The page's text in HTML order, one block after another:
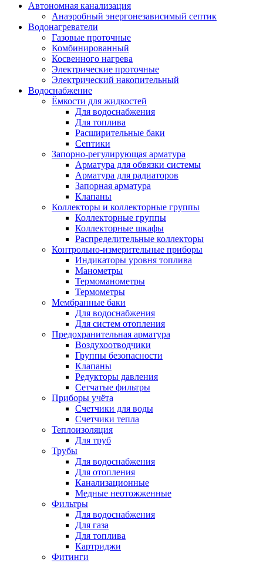
Автономная канализация
Анаэробный энергонезависимый септик
Водонагреватели
Газовые проточные
Комбинированный
Косвенного нагрева
Электрические проточные
Электрический накопительный
Водоснабжение
Ёмкости для жидкостей
Для водоснабжения
Для топлива
Расширительные баки
Септики
Запорно-регулирующая арматура
Арматура для обвязки системы
Арматура для радиаторов
Запорная арматура
Клапаны
Коллекторы и коллекторные группы
Коллекторные группы
Коллекторные шкафы
Распределительные коллекторы
Контрольно-измерительные приборы
Индикаторы уровня топлива
Манометры
Термоманометры
Термометры
Мембранные баки
Для водоснабжения
Для систем отопления
Предохранительная арматура
Воздухоотводчики
Группы безопасности
Клапаны
Редукторы давления
Сетчатые фильтры
Приборы учёта
Счетчики для воды
Счетчики тепла
Теплоизоляция
Для труб
Трубы
Для водоснабжения
Для отопления
Канализационные
Медные неотожженные
Фильтры
Для водоснабжения
Для газа
Для топлива
Картриджи
Фитинги